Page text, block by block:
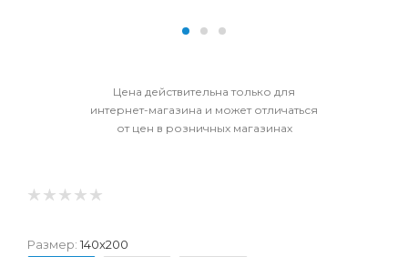
Цена действительна только для
интернет-магазина и может отличаться
от цен в розничных магазинах
Размер: 140x200